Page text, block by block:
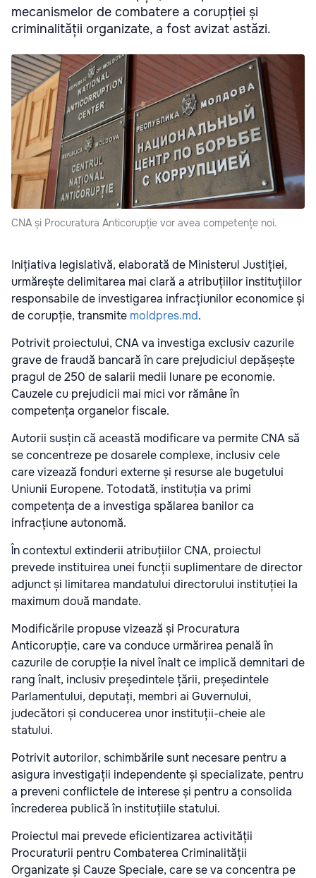
mecanismelor de combatere a corupției și
criminalității organizate, a fost avizat astăzi.
CNA și Procuratura Anticorupție vor avea competențe noi.
Inițiativa legislativă, elaborată de Ministerul Justiției,
urmărește delimitarea mai clară a atribuțiilor instituțiilor
responsabile de investigarea infracțiunilor economice și
de corupție, transmite moldpres.md.
Potrivit proiectului, CNA va investiga exclusiv cazurile
grave de fraudă bancară în care prejudiciul depășește
pragul de 250 de salarii medii lunare pe economie.
Cauzele cu prejudicii mai mici vor rămâne în
competența organelor fiscale.
Autorii susțin că această modificare va permite CNA să
se concentreze pe dosarele complexe, inclusiv cele
care vizează fonduri externe și resurse ale bugetului
Uniunii Europene. Totodată, instituția va primi
competența de a investiga spălarea banilor ca
infracțiune autonomă.
În contextul extinderii atribuțiilor CNA, proiectul
prevede instituirea unei funcții suplimentare de director
adjunct și limitarea mandatului directorului instituției la
maximum două mandate.
Modificările propuse vizează și Procuratura
Anticorupție, care va conduce urmărirea penală în
cazurile de corupție la nivel înalt ce implică demnitari de
rang înalt, inclusiv președintele țării, președintele
Parlamentului, deputați, membri ai Guvernului,
judecători și conducerea unor instituții-cheie ale
statului.
Potrivit autorilor, schimbările sunt necesare pentru a
asigura investigații independente și specializate, pentru
a preveni conflictele de interese și pentru a consolida
încrederea publică în instituțiile statului.
Proiectul mai prevede eficientizarea activității
Procuraturii pentru Combaterea Criminalității
Organizate și Cauze Speciale, care se va concentra pe